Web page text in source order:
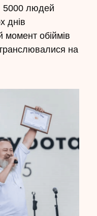
5000 людей
днів
обіймів
на